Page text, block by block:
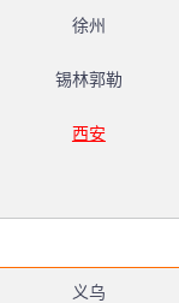
徐州
锡林郭勒
西安
义乌